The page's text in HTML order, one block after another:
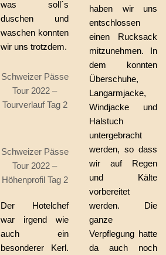
was soll´s
duschen und
waschen konnten
wir uns trotzdem.
Schweizer Pässe
Tour 2022 –
Tourverlauf Tag 2
Schweizer Pässe
Tour 2022 –
Höhenprofil Tag 2
Der Hotelchef
war irgend wie
auch ein
besonderer Kerl.
haben wir uns
entschlossen
einen Rucksack
mitzunehmen. In
dem konnten
Überschuhe,
Langarmjacke,
Windjacke und
Halstuch
untergebracht
werden, so dass
wir auf Regen
und Kälte
vorbereitet
werden. Die
ganze
Verpflegung hatte
da auch noch